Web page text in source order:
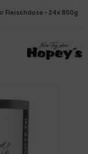
Fleischdose - 24x 800g